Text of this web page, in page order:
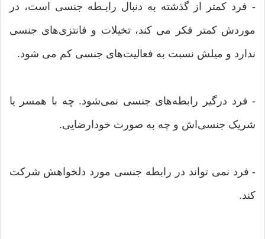
- فرد کمتر از گذشته به دنبال رابـطه جنسی است، در
موردش کمتر فکر می کند، تخیلات و فانتزی‌های جنسی
ندارد و میلش نسبت به فعالیت‌های جنسی کم می شود.
- فرد درگیر رابطه‌های جنسی نمی‌شود. چه با همسر یا
شریک جنسی‌اش و چه به صورت خودارضایی.
- فرد نمی تواند در رابطه جنسی مورد دلخواهش شرکت
کند.